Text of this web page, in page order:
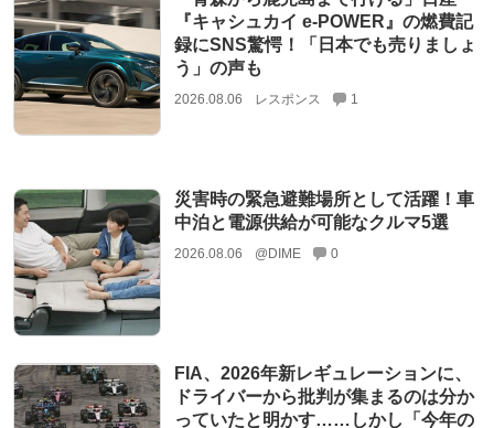
『キャシュカイ e-POWER』の燃費記
録にSNS驚愕！「日本でも売りましょ
う」の声も
2026.08.06 レスポンス 1
災害時の緊急避難場所として活躍！車
中泊と電源供給が可能なクルマ5選
2026.08.06 @DIME 0
FIA、2026年新レギュレーションに、
ドライバーから批判が集まるのは分か
っていたと明かす……しかし「今年の